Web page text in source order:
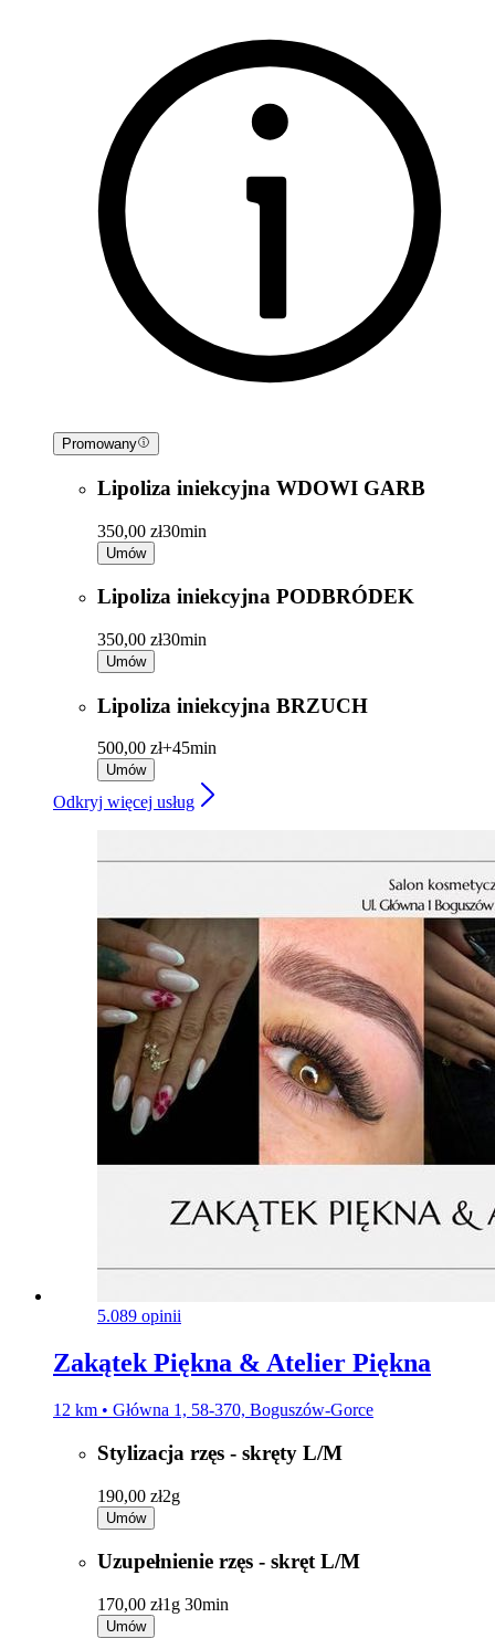
Promowany
Lipoliza iniekcyjna WDOWI GARB
350,00 zł30min
Umów
Lipoliza iniekcyjna PODBRÓDEK
350,00 zł30min
Umów
Lipoliza iniekcyjna BRZUCH
500,00 zł+45min
Umów
Odkryj więcej usług
5.089 opinii
Zakątek Piękna & Atelier Piękna
12 km • Główna 1, 58-370, Boguszów-Gorce
Stylizacja rzęs - skręty L/M
190,00 zł2g
Umów
Uzupełnienie rzęs - skręt L/M
170,00 zł1g 30min
Umów